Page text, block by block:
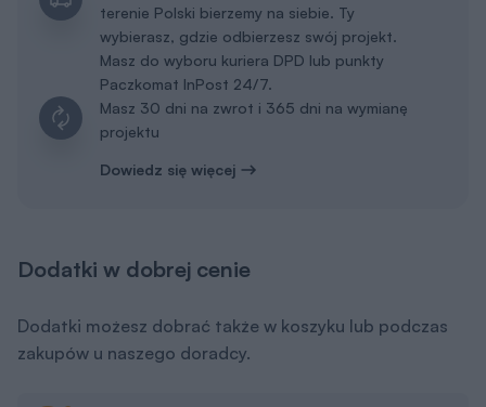
terenie Polski bierzemy na siebie. Ty
wybierasz, gdzie odbierzesz swój projekt.
Masz do wyboru kuriera DPD lub punkty
Paczkomat InPost 24/7.
Masz 30 dni na zwrot i 365 dni na wymianę
projektu
Dowiedz się więcej
Dodatki w dobrej cenie
Dodatki możesz dobrać także w koszyku lub podczas
zakupów u naszego doradcy.